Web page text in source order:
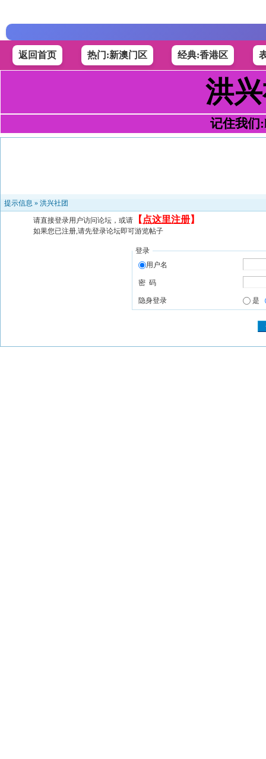
返回首页 热门:新澳门区 经典:香港区
洪
记住我们
提示信息 » 洪兴社团
请直接登录用户访问论坛，或请 【 点这里注册】
如果您已注册,请先登录论坛即可游览帖子
登录
用户名
密 码
隐身登录 是